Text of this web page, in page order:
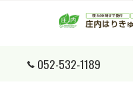
052-532-1189
© 2026 愛知県、名古屋市西区の接骨院
RIGHTS